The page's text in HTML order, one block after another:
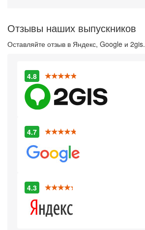
Отзывы наших выпускников
Оставляйте отзыв в Яндекс, Google и 2gis.
4.8
4.7
4.3